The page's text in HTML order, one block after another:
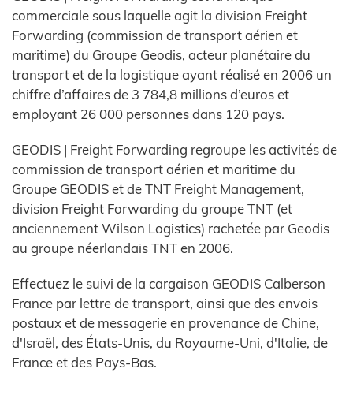
commerciale sous laquelle agit la division Freight
Forwarding (commission de transport aérien et
maritime) du Groupe Geodis, acteur planétaire du
transport et de la logistique ayant réalisé en 2006 un
chiffre d’affaires de 3 784,8 millions d’euros et
employant 26 000 personnes dans 120 pays.
GEODIS | Freight Forwarding regroupe les activités de
commission de transport aérien et maritime du
Groupe GEODIS et de TNT Freight Management,
division Freight Forwarding du groupe TNT (et
anciennement Wilson Logistics) rachetée par Geodis
au groupe néerlandais TNT en 2006.
Effectuez le suivi de la cargaison GEODIS Calberson
France par lettre de transport, ainsi que des envois
postaux et de messagerie en provenance de Chine,
d'Israël, des États-Unis, du Royaume-Uni, d'Italie, de
France et des Pays-Bas.